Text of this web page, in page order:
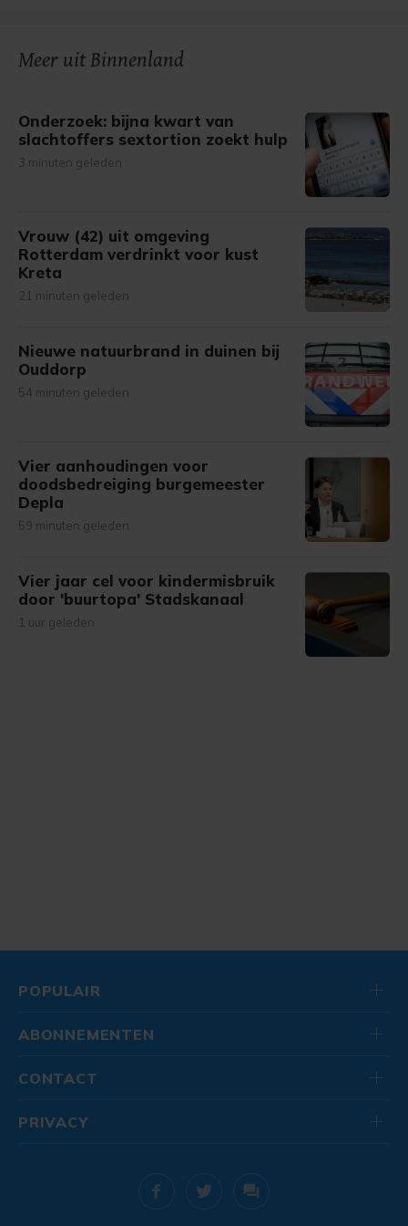
Meer uit Binnenland
Onderzoek: bijna kwart van
slachtoffers sextortion zoekt hulp
3 minuten geleden
Vrouw (42) uit omgeving
Rotterdam verdrinkt voor kust
Kreta
21 minuten geleden
Nieuwe natuurbrand in duinen bij
Ouddorp
54 minuten geleden
Vier aanhoudingen voor
doodsbedreiging burgemeester
Depla
59 minuten geleden
Vier jaar cel voor kindermisbruik
door 'buurtopa' Stadskanaal
1 uur geleden
POPULAIR
ABONNEMENTEN
CONTACT
PRIVACY